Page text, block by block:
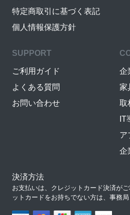
特定商取引に基づく表記
個人情報保護方針
SUPPORT
ご利用ガイド
よくある質問
お問い合わせ
企
家
取
IT
ア
企
決済方法
お支払いは、クレジットカード決済が
ットカードをお持ちでない方は、事務局